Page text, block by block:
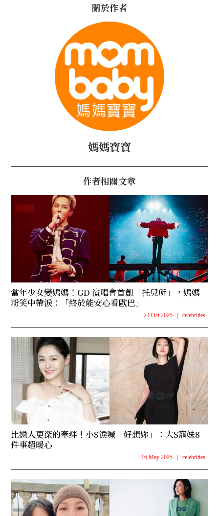
關於作者
媽媽寶寶
作者相關文章
當年少女變媽媽！GD 演唱會首創「托兒所」，媽媽
粉笑中帶淚：「終於能安心看歐巴」
24 Oct 2025 | celebrities
比戀人更深的牽絆！小S淚喊「好想妳」：大S寵妹8
件事超暖心
16 May 2025 | celebrities